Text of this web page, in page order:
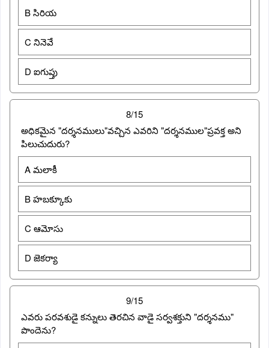
B సిరియ
C నినెవే
D ఐగుప్తు
8/15
అధికమైన "దర్శనములు"వచ్చిన ఎవరిని "దర్శనముల"ప్రవక్త అని
పిలుచుదురు?
A మలాకీ
B హబక్కూకు
C ఆమోసు
D జెకర్యా
9/15
ఎవరు పరవశుడై కన్నులు తెరచిన వాడై సర్వశక్తుని "దర్శనము"
పొందెను?